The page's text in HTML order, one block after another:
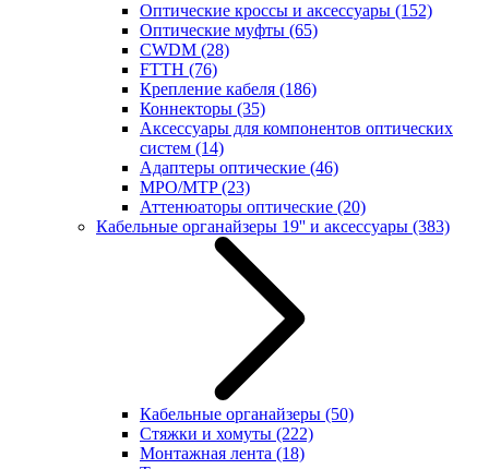
Оптические кроссы и аксессуары (152)
Оптические муфты (65)
CWDM (28)
FTTH (76)
Крепление кабеля (186)
Коннекторы (35)
Аксессуары для компонентов оптических
систем (14)
Адаптеры оптические (46)
MPO/MTP(23)
Аттенюаторы оптические (20)
Кабельные органайзеры 19'' и аксессуары (383)
Кабельные органайзеры (50)
Стяжки и хомуты (222)
Монтажная лента (18)